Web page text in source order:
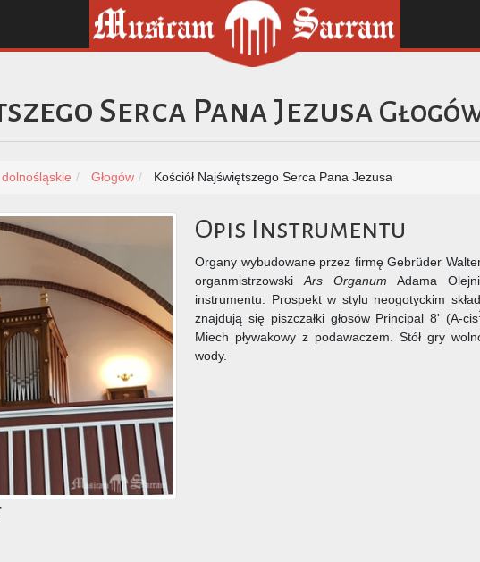
Serca Pana Jezusa
dolnośląskie Głogów Kościół Najświętszego Serca Pana Jezusa
Opis Instrumentu
Organy wybudowane przez firmę Gebrüder
organmistrzowskiArs Organum Adama
instrumentu. Prospekt w stylu neogotyckim
znajdują się piszczałki głosów Principal 8' (A-cis
Miech pływakowy z podawaczem. Stół gry
wody.